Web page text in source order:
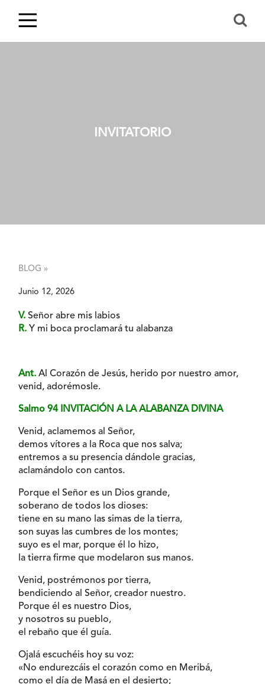
INVITATORIO
BLOG »
Junio 12, 2026
V. Señor abre mis labios
R. Y mi boca proclamará tu alabanza
Ant. Al Corazón de Jesús, herido por nuestro amor,
venid, adorémosle.
Salmo 94 INVITACIÓN A LA ALABANZA DIVINA
Venid, aclamemos al Señor,
demos vítores a la Roca que nos salva;
entremos a su presencia dándole gracias,
aclamándolo con cantos.
Porque el Señor es un Dios grande,
soberano de todos los dioses:
tiene en su mano las simas de la tierra,
son suyas las cumbres de los montes;
suyo es el mar, porque él lo hizo,
la tierra firme que modelaron sus manos.
Venid, postrémonos por tierra,
bendiciendo al Señor, creador nuestro.
Porque él es nuestro Dios,
y nosotros su pueblo,
el rebaño que él guía.
Ojalá escuchéis hoy su voz:
«No endurezcáis el corazón como en Meribá,
como el día de Masá en el desierto;